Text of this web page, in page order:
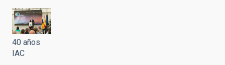
40 años
IAC